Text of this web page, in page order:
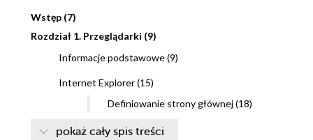
Wstęp (7)
Rozdział 1. Przeglądarki (9)
Informacje podstawowe (9)
Internet Explorer (15)
Definiowanie strony głównej (18)
Konfigurowanie i czyszczenie listy
pokaż cały spis treści